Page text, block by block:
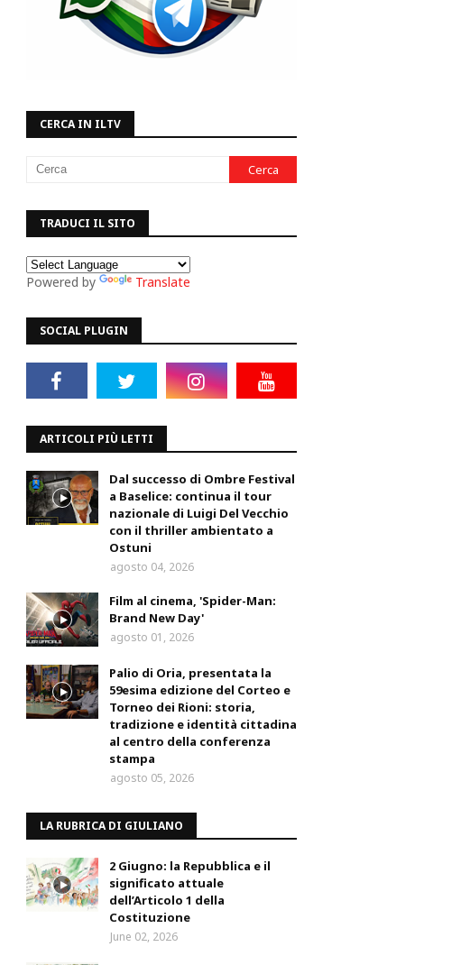
CERCA IN ILTV
TRADUCI IL SITO
Powered by Translate
SOCIAL PLUGIN
ARTICOLI PIÙ LETTI
Dal successo di Ombre Festival
a Baselice: continua il tour
nazionale di Luigi Del Vecchio
con il thriller ambientato a
Ostuni
agosto 04, 2026
Film al cinema, 'Spider-Man:
Brand New Day'
agosto 01, 2026
Palio di Oria, presentata la
59esima edizione del Corteo e
Torneo dei Rioni: storia,
tradizione e identità cittadina
al centro della conferenza
stampa
agosto 05, 2026
LA RUBRICA DI GIULIANO
2 Giugno: la Repubblica e il
significato attuale
dell’Articolo 1 della
Costituzione
June 02, 2026